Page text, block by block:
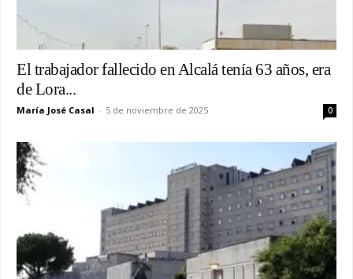
El trabajador fallecido en Alcalá tenía 63 años, era
de Lora...
María José Casal - 5 de noviembre de 2025 0